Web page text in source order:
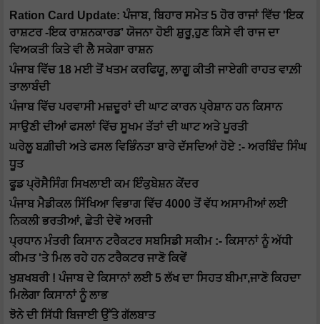
Ration Card Update: ਪੰਜਾਬ, ਬਿਹਾਰ ਸਮੇਤ 5 ਹੋਰ ਰਾਜਾਂ ਵਿੱਚ 'ਇਕ
ਰਾਸ਼ਟਰ -ਇਕ ਰਾਸ਼ਨਕਾਰਡ’ ਯੋਜਨਾ ਹੋਈ ਸ਼ੁਰੂ,ਹੁਣ ਕਿਸੇ ਵੀ ਰਾਜ ਦਾ
ਵਿਅਕਤੀ ਕਿਤੇ ਵੀ ਲੈ ਸਕੇਗਾ ਰਾਸ਼ਨ
ਪੰਜਾਬ ਵਿੱਚ 18 ਮਈ ਤੋਂ ਖਤਮ ਕਰਫਿਯੂ, ਲਾਗੂ ਕੀਤੀ ਜਾਏਗੀ ਰਾਹਤ ਵਾਲ਼ੀ
ਤਾਲਾਬੰਦੀ
ਪੰਜਾਬ ਵਿੱਚ ਪਰਵਾਸੀ ਮਜ਼ਦੂਰਾਂ ਦੀ ਘਾਟ ਕਾਰਨ ਪ੍ਰੇਸ਼ਾਨ ਹਨ ਕਿਸਾਨ
ਸਾਉਣੀ ਦੀਆਂ ਫਸਲਾਂ ਵਿੱਚ ਸੂਖਮ ਤੱਤਾਂ ਦੀ ਘਾਟ ਅਤੇ ਪੂਰਤੀ
ਘਰੇਲੂ ਬਗ਼ੀਚੀ ਅਤੇ ਫਸਲ ਵਿਭਿੰਨਤਾ ਬਾਰੇ ਦੱਸਦਿਆਂ ਹੋਏ :- ਅਰਬਿੰਦ ਸਿੰਘ
ਧੂਤ
ਫੂਡ ਪ੍ਰੋਸੈਸਿੰਗ ਸਿਖਲਾਈ ਕਮ ਇੰਕੁਬੇਸ਼ਨ ਕੇਂਦਰ
ਪੰਜਾਬ ਮੈਡੀਕਲ ਸਿੱਖਿਆ ਵਿਭਾਗ ਵਿੱਚ 4000 ਤੋਂ ਵੱਧ ਅਸਾਮੀਆਂ ਲਈ
ਨਿਕਲੀ ਭਰਤੀਆਂ, ਛੇਤੀ ਦੇਵੋ ਅਰਜੀ
ਪ੍ਰਧਾਨ ਮੰਤਰੀ ਕਿਸਾਨ ਟਰੈਕਟਰ ਸਬਸਿਡੀ ਸਕੀਮ :- ਕਿਸਾਨਾਂ ਨੂੰ ਅੱਧੀ
ਕੀਮਤ 'ਤੇ ਮਿਲ ਰਹੇ ਹਨ ਟਰੈਕਟਰ ਜਾਣੋ ਕਿਵੇਂ
ਖੁਸ਼ਖਬਰੀ ! ਪੰਜਾਬ ਦੇ ਕਿਸਾਨਾਂ ਲਈ 5 ਲੱਖ ਦਾ ਸਿਹਤ ਬੀਮਾ,ਜਾਣੋ ਕਿਹਦਾ
ਮਿਲੇਗਾ ਕਿਸਾਨਾਂ ਨੂੰ ਲਾਭ
ਝੋਨੇ ਦੀ ਸਿੱਧੀ ਬਿਜਾਈ ਉੱਤੇ ਗੱਲਬਾਤ